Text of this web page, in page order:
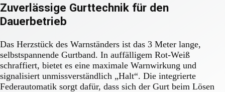
Zuverlässige Gurttechnik für den
Dauerbetrieb
Das Herzstück des Warnständers ist das 3 Meter lange,
selbstspannende Gurtband. In auffälligem Rot-Weiß
schraffiert, bietet es eine maximale Warnwirkung und
signalisiert unmissverständlich „Halt“. Die integrierte
Federautomatik sorgt dafür, dass sich der Gurt beim Lösen